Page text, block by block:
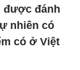
được đánh
nhiên có
có ở Việt